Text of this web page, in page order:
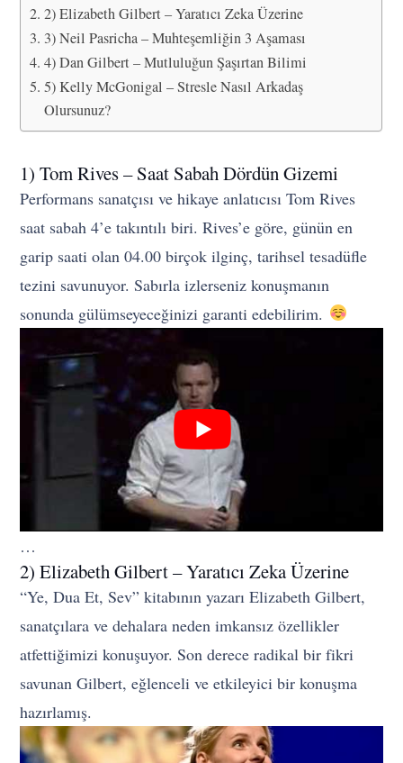
2) Elizabeth Gilbert – Yaratıcı Zeka Üzerine
3) Neil Pasricha – Muhteşemliğin 3 Aşaması
4) Dan Gilbert – Mutluluğun Şaşırtan Bilimi
5) Kelly McGonigal – Stresle Nasıl Arkadaş
Olursunuz?
1) Tom Rives – Saat Sabah Dördün Gizemi
Performans sanatçısı ve hikaye anlatıcısı Tom Rives
saat sabah 4’e takıntılı biri. Rives’e göre, günün en
garip saati olan 04.00 birçok ilginç, tarihsel tesadüfle
tezini savunuyor. Sabırla izlerseniz konuşmanın
sonunda gülümseyeceğinizi garanti edebilirim.
…
2) Elizabeth Gilbert – Yaratıcı Zeka Üzerine
“Ye, Dua Et, Sev” kitabının yazarı Elizabeth Gilbert,
sanatçılara ve dehalara neden imkansız özellikler
atfettiğimizi konuşuyor. Son derece radikal bir fikri
savunan Gilbert, eğlenceli ve etkileyici bir konuşma
hazırlamış.